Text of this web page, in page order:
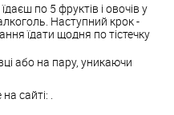
по 5 фруктів і овочів у
Наступний крок -
їдати щодня по тістечку
або на пару, уникаючи
сайті: .